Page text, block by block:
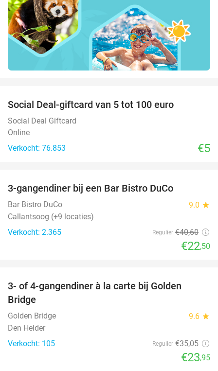
Social Deal-giftcard van 5 tot 100 euro
Social Deal Giftcard
Online
Verkocht: 76.853
€5
3-gangendiner bij een Bar Bistro DuCo
Bar Bistro DuCo 9.0 star
Callantsoog (+9 locaties)
Verkocht: 2.365
Regulier €40,60
€22,50
3- of 4-gangendiner à la carte bij Golden
Bridge
Golden Bridge 9.6 star
Den Helder
Verkocht: 105
Regulier €35,05
€23,95